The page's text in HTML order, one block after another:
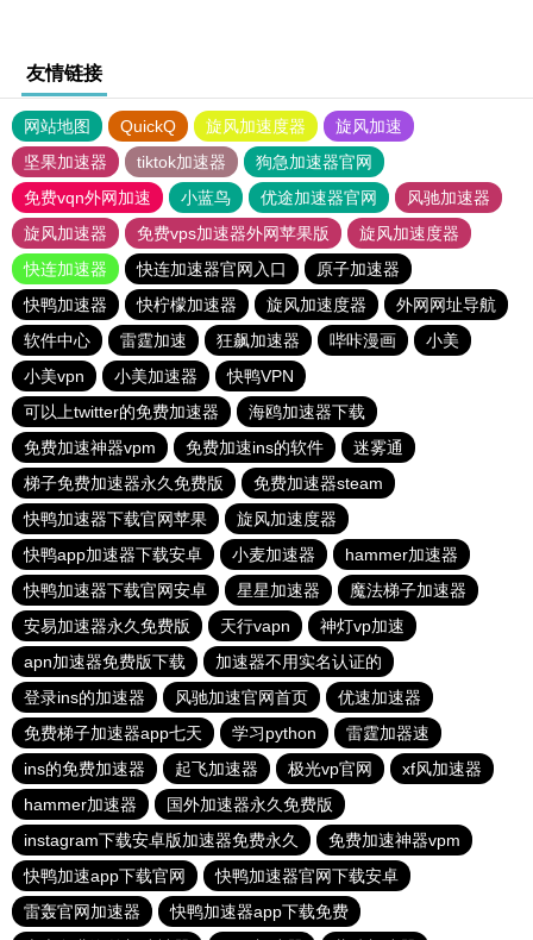
友情链接
网站地图 QuickQ 旋风加速度器
旋风加速
坚果加速器
tiktok加速器
狗急加速器官网
免费vqn外网加速
小蓝鸟 优途加速器官网
风驰加速器
旋风加速器
免费vps加速器外网苹果版
旋风加速度器
快连加速器
快连加速器官网入口
原子加速器
快鸭加速器
快柠檬加速器 旋风加速度器
外网网址导航
软件中心
雷霆加速 狂飙加速器 哔咔漫画
小美
小美vpn
小美加速器
快鸭VPN
可以上twitter的免费加速器
海鸥加速器下载
免费加速神器vpm
免费加速ins的软件
迷雾通
梯子免费加速器永久免费版
免费加速器steam
快鸭加速器下载官网苹果
旋风加速度器
快鸭app加速器下载安卓
小麦加速器
hammer加速器
快鸭加速器下载官网安卓
星星加速器
魔法梯子加速器
安易加速器永久免费版
天行vapn
神灯vp加速
apn加速器免费版下载
加速器不用实名认证的
登录ins的加速器
风驰加速官网首页
优速加速器
免费梯子加速器app七天
学习python
雷霆加器速
ins的免费加速器
起飞加速器 极光vp官网
xf风加速器
hammer加速器
国外加速器永久免费版
instagram下载安卓版加速器免费永久
免费加速神器vpm
快鸭加速app下载官网
快鸭加速器官网下载安卓
雷轰官网加速器
快鸭加速器app下载免费